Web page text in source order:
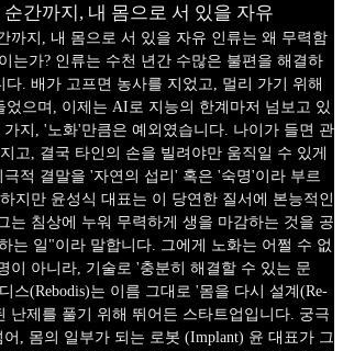
간까지, 내 몸으로 서 있을 자유
까지, 내 몸으로 서 있을 자유 인류는 왜 무력함
는가? 인류는 수천 년간 수많은 불편을 해결하
다. 배가 고프면 농사를 지었고, 멀리 가기 위해
었으며, 이제는 AI로 지능의 한계마저 넘보고 있
지, '노화'만큼은 예외였습니다. 나이가 들면 관
고, 결국 타인의 손을 빌려야만 움직일 수 있게
적 결말을 '자연의 섭리' 혹은 '숙명'이라 부르
지만 윤성식 대표는 이 당연한 질서에 본능적인
는 침상에 누워 무력하게 생을 마감하는 것을 공
는 일"이라 말합니다. 그에게 노화는 어쩔 수 없
이 아니라, 기술로 '충분히 해결할 수 있는 문
스(Rebodis)는 이름 그대로 '몸을 다시 설계(Re-
난제를 풀기 위해 뛰어든 스타트업입니다. 궁극
, 몸의 일부가 되는 로봇 (Implant) 윤 대표가 그